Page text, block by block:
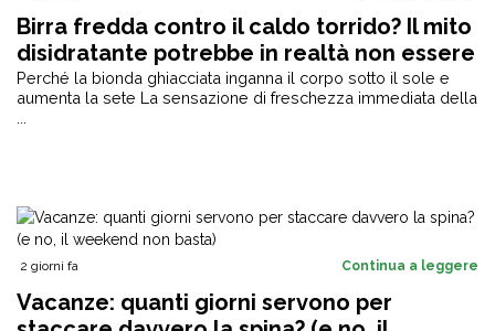
Birra fredda contro il caldo torrido? Il mito
disidratante potrebbe in realtà non essere
una buona idea
Perché la bionda ghiacciata inganna il corpo sotto il sole e
aumenta la sete La sensazione di freschezza immediata della
...
2 giorni fa Continua a leggere
Vacanze: quanti giorni servono per